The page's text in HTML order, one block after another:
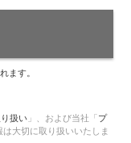
ます。
扱い 」、 および当社「プ
大切に取り扱いいたしま